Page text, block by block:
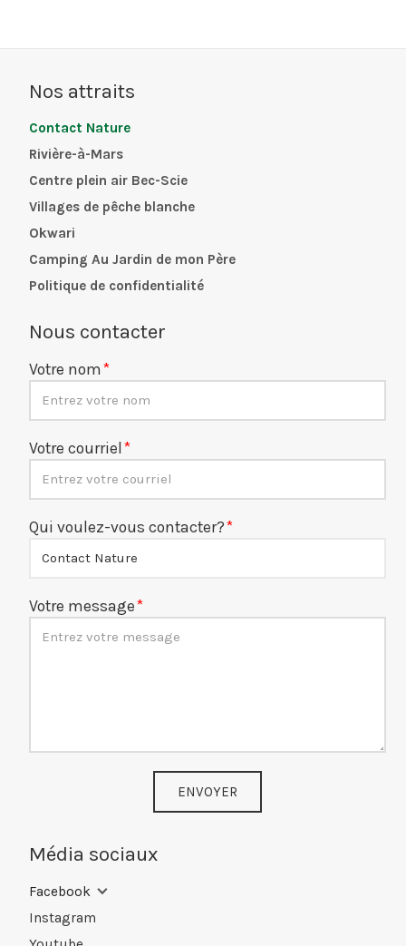
Nos attraits
Contact Nature
Rivière-à-Mars
Centre plein air Bec-Scie
Villages de pêche blanche
Okwari
Camping Au Jardin de mon Père
Politique de confidentialité
Nous contacter
Votre nom
Votre courriel
Qui voulez-vous contacter?
Votre message
ENVOYER
Média sociaux
Facebook
Instagram